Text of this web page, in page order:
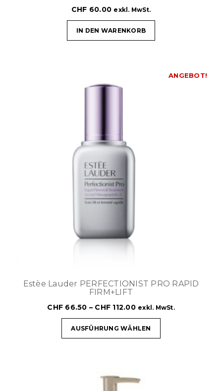
CHF 60.00 exkl. MwSt.
IN DEN WARENKORB
ANGEBOT!
Estèe Lauder PERFECTIONIST PRO RAPID
FIRM+LIFT
CHF 66.50 – CHF 112.00 exkl. MwSt.
AUSFÜHRUNG WÄHLEN